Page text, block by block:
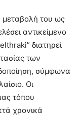
μεταβολή του ως
αντικείμενο
διατηρεί
των
σύμφωνα
Οι
τόπου
χρονικά